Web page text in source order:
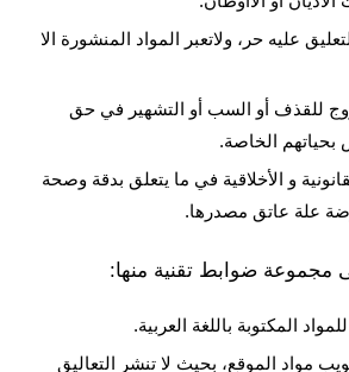
عليه حر، ولاتعبر المواد المنشورة الا
للقذف أو السب أو التشهير في حق
الخاصة.
و الأخلاقية في ما يتعلق بدقة وصحة
علة عاتق مصدرها.
الى مجموعة ضوابط تقنية منها:
المكتوبة باللغة العربية.
مواد الموقع، بحيث لا تنشر التعاليق